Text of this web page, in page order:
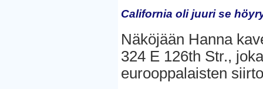
California oli juuri se
Näköjään Hanna
324 E 126th Str.,
eurooppalaisten